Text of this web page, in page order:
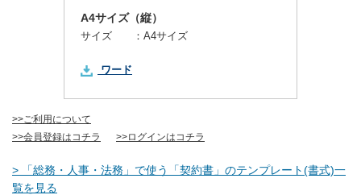
A4サイズ（縦）
サイズ ： A4サイズ
ワード
>>ご利用について
>>会員登録はコチラ
>>ログインはコチラ
> 「総務・人事・法務」で使う「契約書」のテンプレート(書式)一
覧を見る